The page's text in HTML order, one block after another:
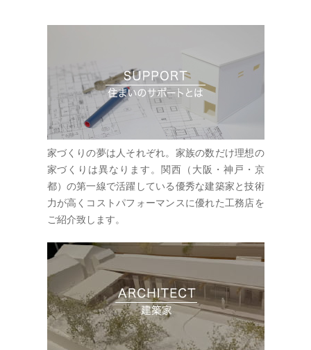
家づくりの夢は人それぞれ。家族の数だけ理想の
家づくりは異なります。関西（大阪・神戸・京
都）の第一線で活躍している優秀な建築家と技術
力が高くコストパフォーマンスに優れた工務店を
ご紹介致します。